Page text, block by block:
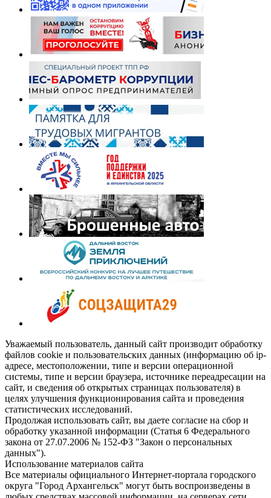
Уважаемый пользователь, данный сайт производит обработку
файлов cookie и пользовательских данных (информацию об ip-
адресе, местоположении, типе и версии операционной
системы, типе и версии браузера, источнике переадресации на
сайт, и сведения об открытых страницах пользователя) в
целях улучшения функционирования сайта и проведения
статистических исследований.
Продолжая использовать сайт, вы даете согласие на сбор и
обработку указанной информации (Статья 6 Федерального
закона от 27.07.2006 № 152-ФЗ "Закон о персональных
данных").
Использование материалов сайта
Все материалы официального Интернет-портала городского
округа "Город Архангельск" могут быть воспроизведены в